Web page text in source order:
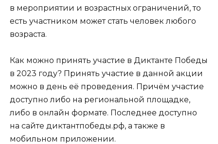
в мероприятии и возрастных ограничений, то
есть участником может стать человек любого
возраста.
Как можно принять участие в Диктанте Победы
в 2023 году? Принять участие в данной акции
можно в день её проведения. Причём участие
доступно либо на региональной площадке,
либо в онлайн формате. Последнее доступно
на сайте диктантпобеды.рф, а также в
мобильном приложении.